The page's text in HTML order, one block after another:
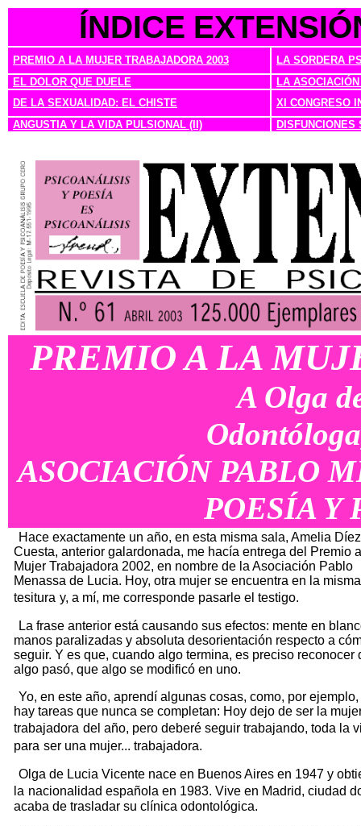
ÍNDICE
PREMIO A LA MUJER TRABAJADORA 2003
LA SORDERA
EL DOLOR QUE DUELE
LA
DE LA SEXUALIDAD: EL CHISTE
XI CONGRESO
ANGUSTIA Y LA VIDA PULSIONAL (II)
PREMIO A LA
A Olga
ASOCIACIÓN PABLO
POESÍA Y
Hace exactamente un año, en esta misma sala, Amelia Díez
Cuesta, anterior galardonada, me hacía entrega del Premio
Mujer Trabajadora 2002, en nombre de la Asociación Pablo
Menassa de Lucia. Hoy, otra mujer se encuentra en la misma
tesitura y, a mí, me corresponde pasarle el testigo.
La frase anterior está causando sus efectos: mente en
manos paralizadas y absoluta desorientación respecto a
seguir. Y es que, cuando algo termina, es preciso reconocer
algo pasó, que algo se modificó en uno.
Yo, en este año, aprendí algunas cosas, como, por
hay tareas que nunca se completan: Hoy dejo de ser la
trabajadora del año, pero deberé seguir trabajando, toda la
para ser una mujer... trabajadora.
Olga de Lucia Vicente nace en Buenos Aires en 1947 y
la nacionalidad española en 1983. Vive en Madrid, ciudad
acaba de trasladar su clínica odontológica.